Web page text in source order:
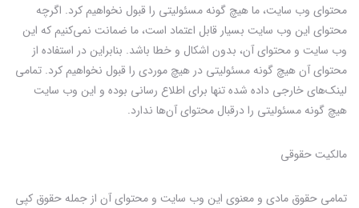
محتوای وب سایت، ما هیچ گونه مسئولیتی را قبول نخواهیم کرد. اگرچه
محتوای این وب سایت بسیار قابل اعتماد است، ما ضمانت نمی‌کنیم که این
وب سایت و محتوای آن، بدون اشکال و خطا باشد. بنابراین در استفاده از
محتوای آن هیچ گونه مسئولیتی در هیچ موردی را قبول نخواهیم کرد. تمامی
لینک‌های خارجی داده شده تنها برای اطلاع رسانی بوده و این وب سایت
هیچ گونه مسئولیتی را درقبال محتوای آن‌ها ندارد.
مالکیت حقوقی
تمامی حقوق مادی و معنوی این وب سایت و محتوای آن از جمله حقوق کپی